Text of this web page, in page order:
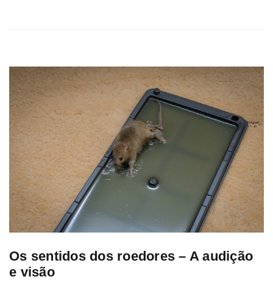
Os sentidos dos roedores – A audição
e visão